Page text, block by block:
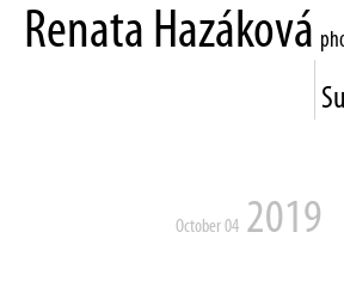
Renata Hazáková
October 04 2019